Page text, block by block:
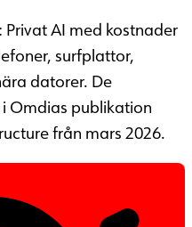
AI med kostnader
surfplattor,
datorer. De
Omdias publikation
från mars 2026.